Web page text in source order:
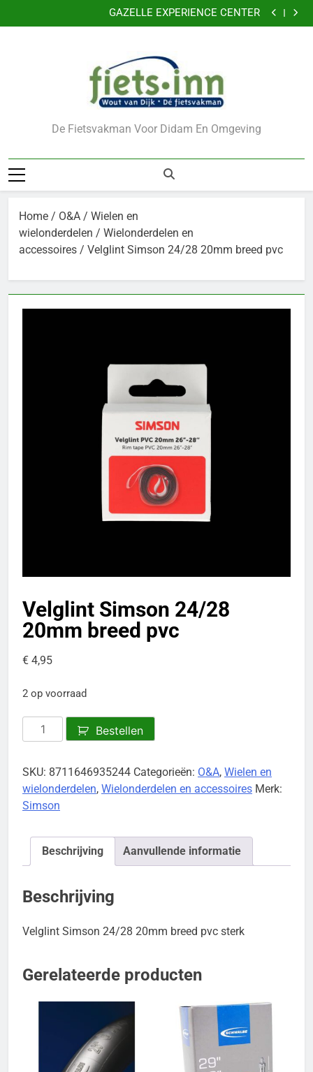
naar
GAZELLE EXPERIENCE CENTER
VERKLEIN DE KANS OP DIEFSTAL VAN UW FIETS
GAZELLE EXPERIENCE CENTER
VERKLEIN DE KANS OP DIEFSTAL VAN UW FIETS
De Fietsvakman Voor Didam En Omgeving
Home / O&A / Wielen en
wielonderdelen / Wielonderdelen en
accessoires / Velglint Simson 24/28 20mm breed pvc
Velglint Simson 24/28
20mm breed pvc
€ 4,95
2 op voorraad
Velglint
Simson
20mm
breed
pvc
Bestellen
SKU: 8711646935244 Categorieën: O&A, Wielen en
wielonderdelen, Wielonderdelen en accessoires Merk:
Simson
Beschrijving Aanvullende informatie
Beschrijving
Velglint Simson 24/28 20mm breed pvc sterk
Gerelateerde producten